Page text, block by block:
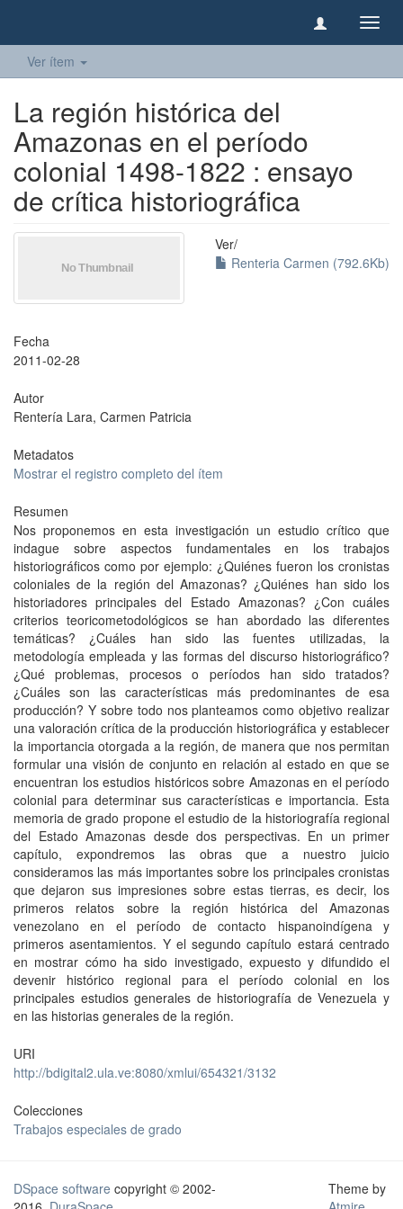
Ver ítem
La región histórica del
Amazonas en el período
colonial 1498-1822 : ensayo
de crítica historiográfica
Ver/
Renteria Carmen (792.6Kb)
Fecha
2011-02-28
Autor
Rentería Lara, Carmen Patricia
Metadatos
Mostrar el registro completo del ítem
Resumen
Nos proponemos en esta investigación un estudio crítico que
indague sobre aspectos fundamentales en los trabajos
historiográficos como por ejemplo: ¿Quiénes fueron los cronistas
coloniales de la región del Amazonas? ¿Quiénes han sido los
historiadores principales del Estado Amazonas? ¿Con cuáles
criterios teoricometodológicos se han abordado las diferentes
temáticas? ¿Cuáles han sido las fuentes utilizadas, la
metodología empleada y las formas del discurso historiográfico?
¿Qué problemas, procesos o períodos han sido tratados?
¿Cuáles son las características más predominantes de esa
producción? Y sobre todo nos planteamos como objetivo realizar
una valoración crítica de la producción historiográfica y establecer
la importancia otorgada a la región, de manera que nos permitan
formular una visión de conjunto en relación al estado en que se
encuentran los estudios históricos sobre Amazonas en el período
colonial para determinar sus características e importancia. Esta
memoria de grado propone el estudio de la historiografía regional
del Estado Amazonas desde dos perspectivas. En un primer
capítulo, expondremos las obras que a nuestro juicio
consideramos las más importantes sobre los principales cronistas
que dejaron sus impresiones sobre estas tierras, es decir, los
primeros relatos sobre la región histórica del Amazonas
venezolano en el período de contacto hispanoindígena y
primeros asentamientos. Y el segundo capítulo estará centrado
en mostrar cómo ha sido investigado, expuesto y difundido el
devenir histórico regional para el período colonial en los
principales estudios generales de historiografía de Venezuela y
en las historias generales de la región.
URI
http://bdigital2.ula.ve:8080/xmlui/654321/3132
Colecciones
Trabajos especiales de grado
DSpace software copyright © 2002-
Theme by